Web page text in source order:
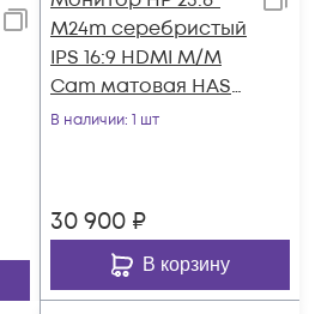
M24m серебристый
IPS 16:9 HDMI M/M
Cam матовая HAS
Piv 300cd 178гр/178гр
В наличии: 1 шт
30 900 ₽
В корзину